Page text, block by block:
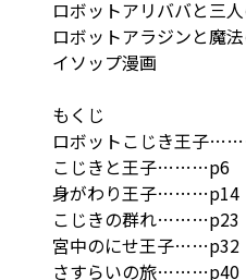
ロボットアリババと三
ロボットアラジンと魔
イソップ漫画
もくじ
ロボットこじき王
こじきと王子………p6
身がわり王子………p14
こじきの群れ………p23
宮中のにせ王子……p32
さすらいの旅………p40